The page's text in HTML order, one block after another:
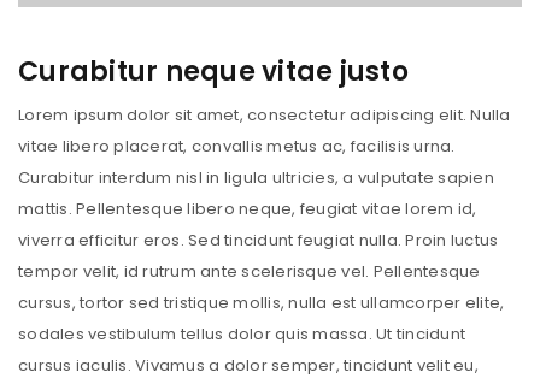
Curabitur neque vitae justo
Lorem ipsum dolor sit amet, consectetur adipiscing elit. Nulla
vitae libero placerat, convallis metus ac, facilisis urna.
Curabitur interdum nisl in ligula ultricies, a vulputate sapien
mattis. Pellentesque libero neque, feugiat vitae lorem id,
viverra efficitur eros. Sed tincidunt feugiat nulla. Proin luctus
tempor velit, id rutrum ante scelerisque vel. Pellentesque
cursus, tortor sed tristique mollis, nulla est ullamcorper elite,
sodales vestibulum tellus dolor quis massa. Ut tincidunt
cursus iaculis. Vivamus a dolor semper, tincidunt velit eu,